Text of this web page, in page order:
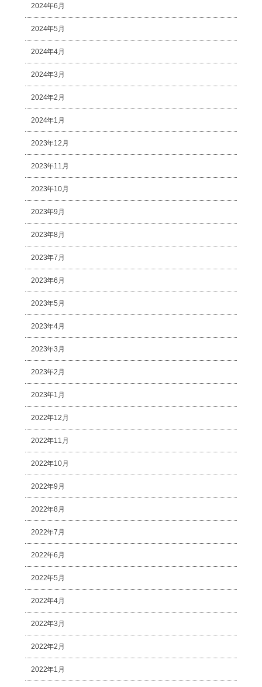
2024年6月
2024年5月
2024年4月
2024年3月
2024年2月
2024年1月
2023年12月
2023年11月
2023年10月
2023年9月
2023年8月
2023年7月
2023年6月
2023年5月
2023年4月
2023年3月
2023年2月
2023年1月
2022年12月
2022年11月
2022年10月
2022年9月
2022年8月
2022年7月
2022年6月
2022年5月
2022年4月
2022年3月
2022年2月
2022年1月